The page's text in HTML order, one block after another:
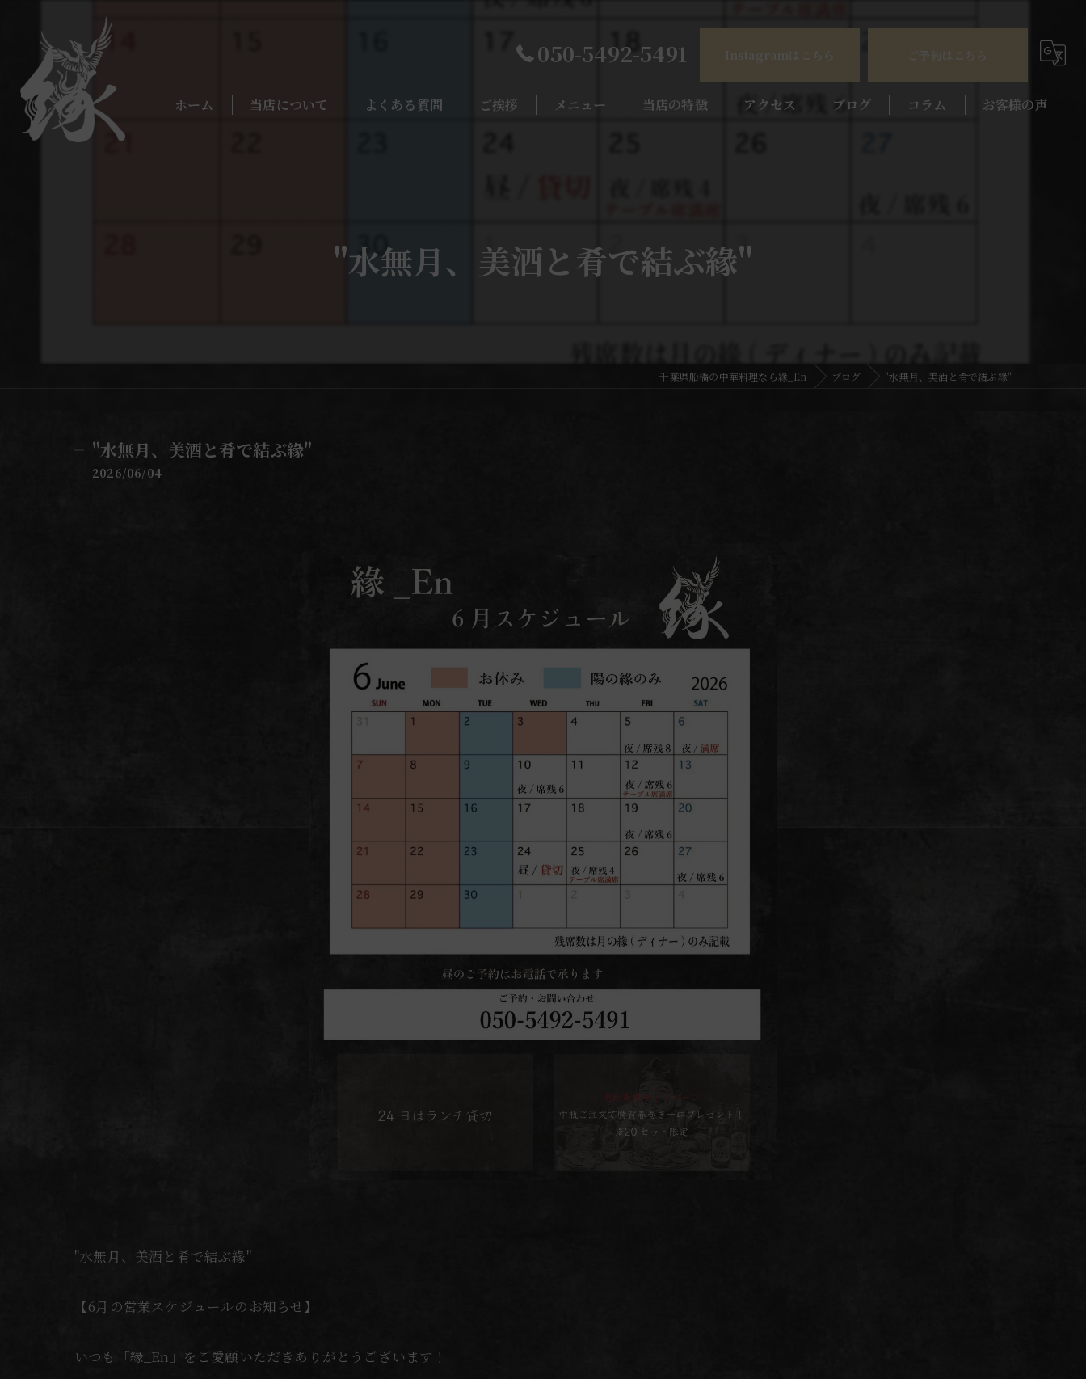
050-5492-5491 Instagramはこちら ご予約はこちら
ホーム 当店について よくある質問 ご挨拶 メニュー 当店の特徴
宴会
アクセス ブログ コラム お客様の声
"水無月、美酒と肴で結ぶ緣"
千葉県船橋の中華料理なら緣_En ブログ "水無月、美酒と肴で結ぶ緣"
"水無月、美酒と肴で結ぶ緣"
2026/06/04
"水無月、美酒と肴で結ぶ緣"
【6月の営業スケジュールのお知らせ】
いつも「緣_En」をご愛顧いただきありがとうございます！